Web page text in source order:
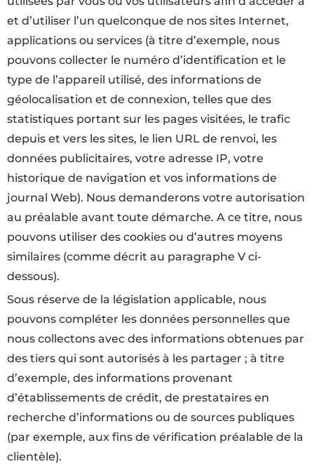
et d’utiliser l’un quelconque de nos sites Internet,
applications ou services (à titre d’exemple, nous
pouvons collecter le numéro d’identification et le
type de l’appareil utilisé, des informations de
géolocalisation et de connexion, telles que des
statistiques portant sur les pages visitées, le trafic
depuis et vers les sites, le lien URL de renvoi, les
données publicitaires, votre adresse IP, votre
historique de navigation et vos informations de
journal Web). Nous demanderons votre autorisation
au préalable avant toute démarche. A ce titre, nous
pouvons utiliser des cookies ou d’autres moyens
similaires (comme décrit au paragraphe V ci-
dessous).
Sous réserve de la législation applicable, nous
pouvons compléter les données personnelles que
nous collectons avec des informations obtenues par
des tiers qui sont autorisés à les partager ; à titre
d’exemple, des informations provenant
d’établissements de crédit, de prestataires en
recherche d’informations ou de sources publiques
(par exemple, aux fins de vérification préalable de la
clientèle).